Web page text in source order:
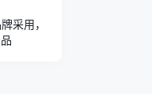
采用，